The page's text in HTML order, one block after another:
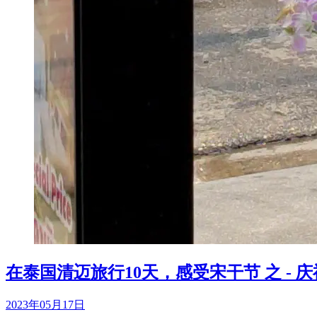
在泰国清迈旅行10天，感受宋干节 之 -
2023年05月17日